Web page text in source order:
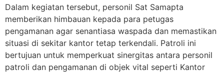
Dalam kegiatan tersebut, personil Sat Samapta
memberikan himbauan kepada para petugas
pengamanan agar senantiasa waspada dan memastikan
situasi di sekitar kantor tetap terkendali. Patroli ini
bertujuan untuk memperkuat sinergitas antara personil
patroli dan pengamanan di objek vital seperti Kantor